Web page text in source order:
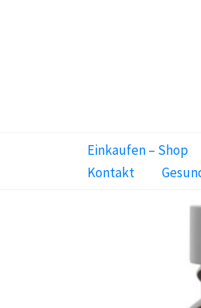
Einkaufen – Shop
Kontakt